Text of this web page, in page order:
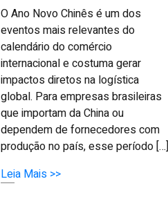
O Ano Novo Chinês é um dos
eventos mais relevantes do
calendário do comércio
internacional e costuma gerar
impactos diretos na logística
global. Para empresas brasileiras
que importam da China ou
dependem de fornecedores com
produção no país, esse período […]
Leia Mais >>